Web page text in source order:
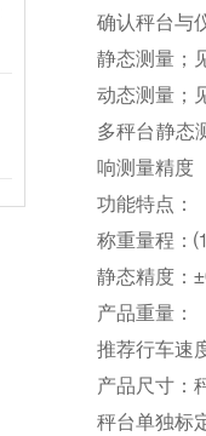
确认秤台与
静态测量；
动态测量；
多秤台静态
响测量精度
功能特点：
称重量程
静态精度：
产品重量：
推荐行车速
产品尺寸：
秤台单独标